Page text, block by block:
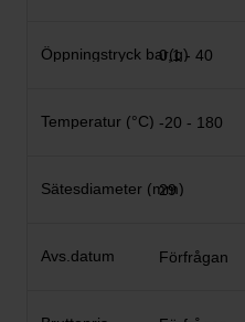
0,1 - 40
-20 - 180
29
Förfrågan